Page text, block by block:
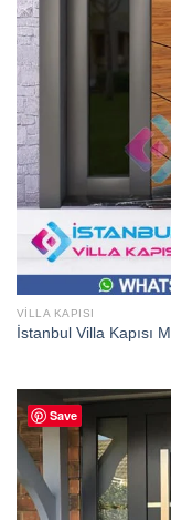
VILLA KAPISI
İstanbul Villa Kapısı
Save